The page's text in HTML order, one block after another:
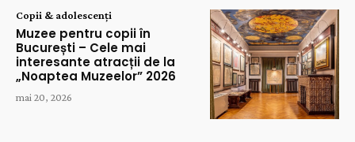
Copii & adolescenți
Muzee pentru copii în
București – Cele mai
interesante atracții de la
„Noaptea Muzeelor” 2026
mai 20, 2026